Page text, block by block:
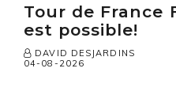
Tour de France
est possible!
DAVID DESJARDINS
04-08-2026